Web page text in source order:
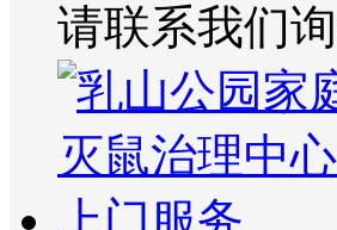
请联系我们